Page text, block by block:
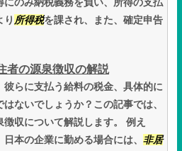
にのみ納税義務を負い、所得の支払
り 所得税を課され、また、確定申告
者の源泉徴収の解説
彼らに支払う給料の税金、具体的に
ないでしょうか？この記事では、
徴収について解説します。 例え
本の企業に勤める場合には、 非居